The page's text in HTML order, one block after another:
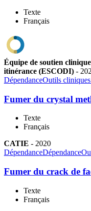
Texte
Français
Équipe de soutien
itinérance (ESCODI) -
DépendanceOutils
Fumer du crystal
Texte
Français
CATIE - 2020
DépendanceDépendance
Fumer du crack de
Texte
Français